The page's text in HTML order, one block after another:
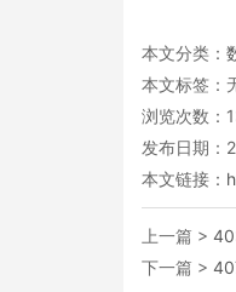
本文分类：
本文标签：
浏览次数：
发布日期
本文链接：
上一篇 >
下一篇 >